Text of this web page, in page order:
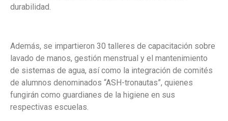
durabilidad.
Además, se impartieron 30 talleres de capacitación sobre
lavado de manos, gestión menstrual y el mantenimiento
de sistemas de agua, así como la integración de comités
de alumnos denominados “ASH-tronautas”, quienes
fungirán como guardianes de la higiene en sus
respectivas escuelas.